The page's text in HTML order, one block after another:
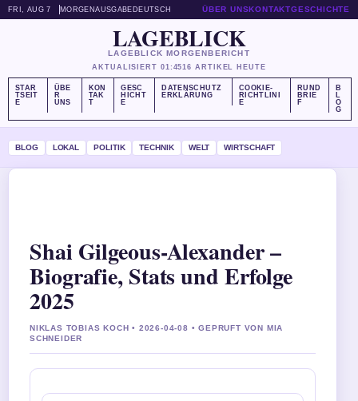
FRI, AUG 7 MORGENAUSGABE DEUTSCH ÜBER UNSKONTAKTGESCHICHTE
LAGEBLICK
LAGEBLICK MORGENBERICHT
AKTUALISIERT 01:4516 ARTIKEL HEUTE
STAR
TSEIT
E
ÜBE
R
UNS
KON
TAK
T
GESC
HICHT
E
DATENSCHUTZ
ERKLÄRUNG
COOKIE-
RICHTLINI
E
RUND
BRIE
F
B
L
O
G
BLOG LOKAL POLITIK TECHNIK WELT WIRTSCHAFT
Shai Gilgeous-Alexander –
Biografie, Stats und Erfolge
2025
NIKLAS TOBIAS KOCH • 2026-04-08 • GEPRUFT VON MIA
SCHNEIDER